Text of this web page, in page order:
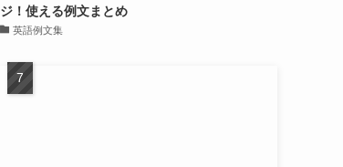
ジ！使える例文まとめ
英語例文集